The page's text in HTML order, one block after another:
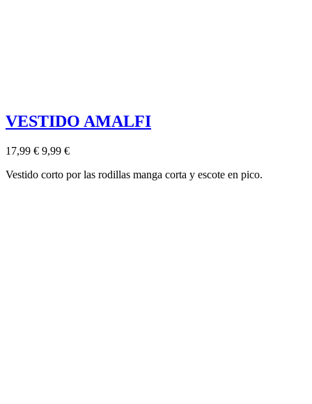
VESTIDO AMALFI
17,99 € 9,99 €
Vestido corto por las rodillas manga corta y escote en pico.